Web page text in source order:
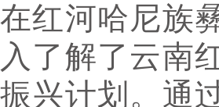
在红河哈尼族
入了解了云南
振兴计划。通